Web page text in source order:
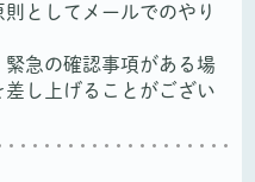
としてメールでのやり
急の確認事項がある場
し上げることがござい